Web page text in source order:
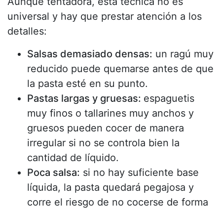
universal y hay que prestar atención a los
detalles:
Salsas demasiado densas: un ragú muy
reducido puede quemarse antes de que
la pasta esté en su punto.
Pastas largas y gruesas: espaguetis
muy finos o tallarines muy anchos y
gruesos pueden cocer de manera
irregular si no se controla bien la
cantidad de líquido.
Poca salsa: si no hay suficiente base
líquida, la pasta quedará pegajosa y
corre el riesgo de no cocerse de forma